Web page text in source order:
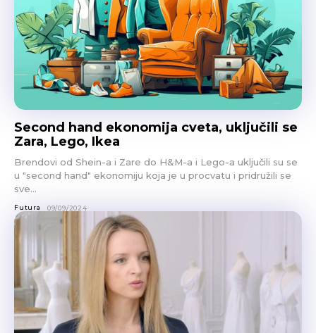
Second hand ekonomija cveta, uključili se
Zara, Lego, Ikea
Brendovi od Shein-a i Zare do H&M-a i Lego-a uključili su se
u "second hand" ekonomiju koja je u procvatu i pridružili se
sve...
Futura 09/09/2024